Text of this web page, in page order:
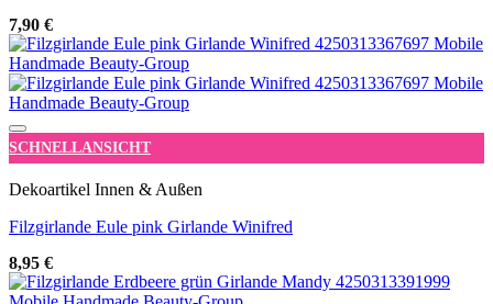
7,90 €
Add to wishlist
SCHNELLANSICHT
Dekoartikel Innen & Außen
Filzgirlande Eule pink Girlande Winifred
8,95 €